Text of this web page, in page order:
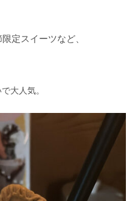
定スイーツなど、
大人気。